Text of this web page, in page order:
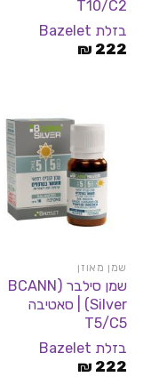
T10/C2
בזלת Bazelet
222
₪
שמן מאוזן
שמן סילבר (BCANN
Silver) | סאטיבה
T5/C5
בזלת Bazelet
222
₪